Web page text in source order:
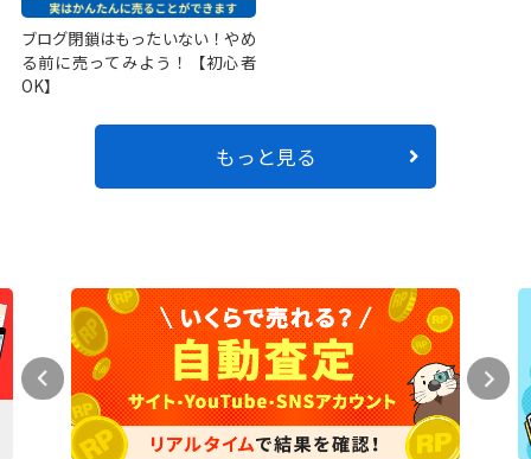
ブログ閉鎖はもったいない！やめ
る前に売ってみよう！【初心者
OK】
もっと見る